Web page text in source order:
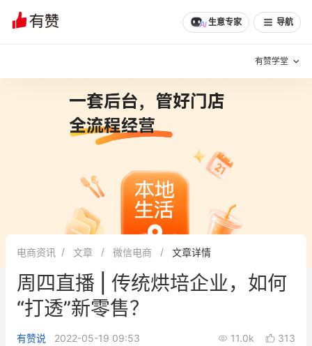
生意专家 导航
有赞学堂
增长方法
有赞专家说
新零售最佳实践
面对面聊增长
新零售大会
文章 问诊 分享
电商资讯 文章 微信电商 文章详情
周四直播 | 传统烘培企业，如何
“打透”新零售？
有赞说 2022-05-19 09:53 11.0k 313